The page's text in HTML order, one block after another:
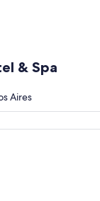
& Spa
Aires